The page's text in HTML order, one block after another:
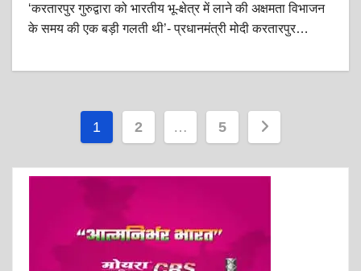
‘करतारपुर गुरुद्वारा को भारतीय भू-क्षेत्र में लाने की अक्षमता विभाजन
के समय की एक बड़ी गलती थी’- प्रधानमंत्री मोदी करतारपुर…
Posts
1 2 … 5